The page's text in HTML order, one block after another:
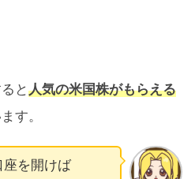
と人気の米国株がもらえる
す。
座を開けば